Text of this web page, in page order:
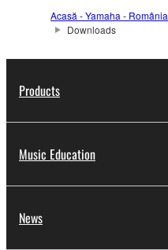
Acasă - Yamaha - România
Downloads
Products
Music Education
News